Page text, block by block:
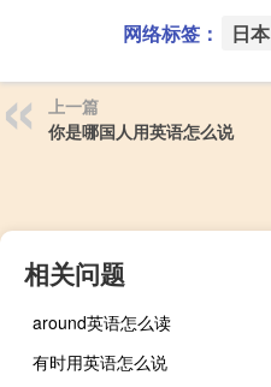
网络标签： 日本
上一篇
你是哪国人用英语怎么说
相关问题
around英语怎么读
有时用英语怎么说